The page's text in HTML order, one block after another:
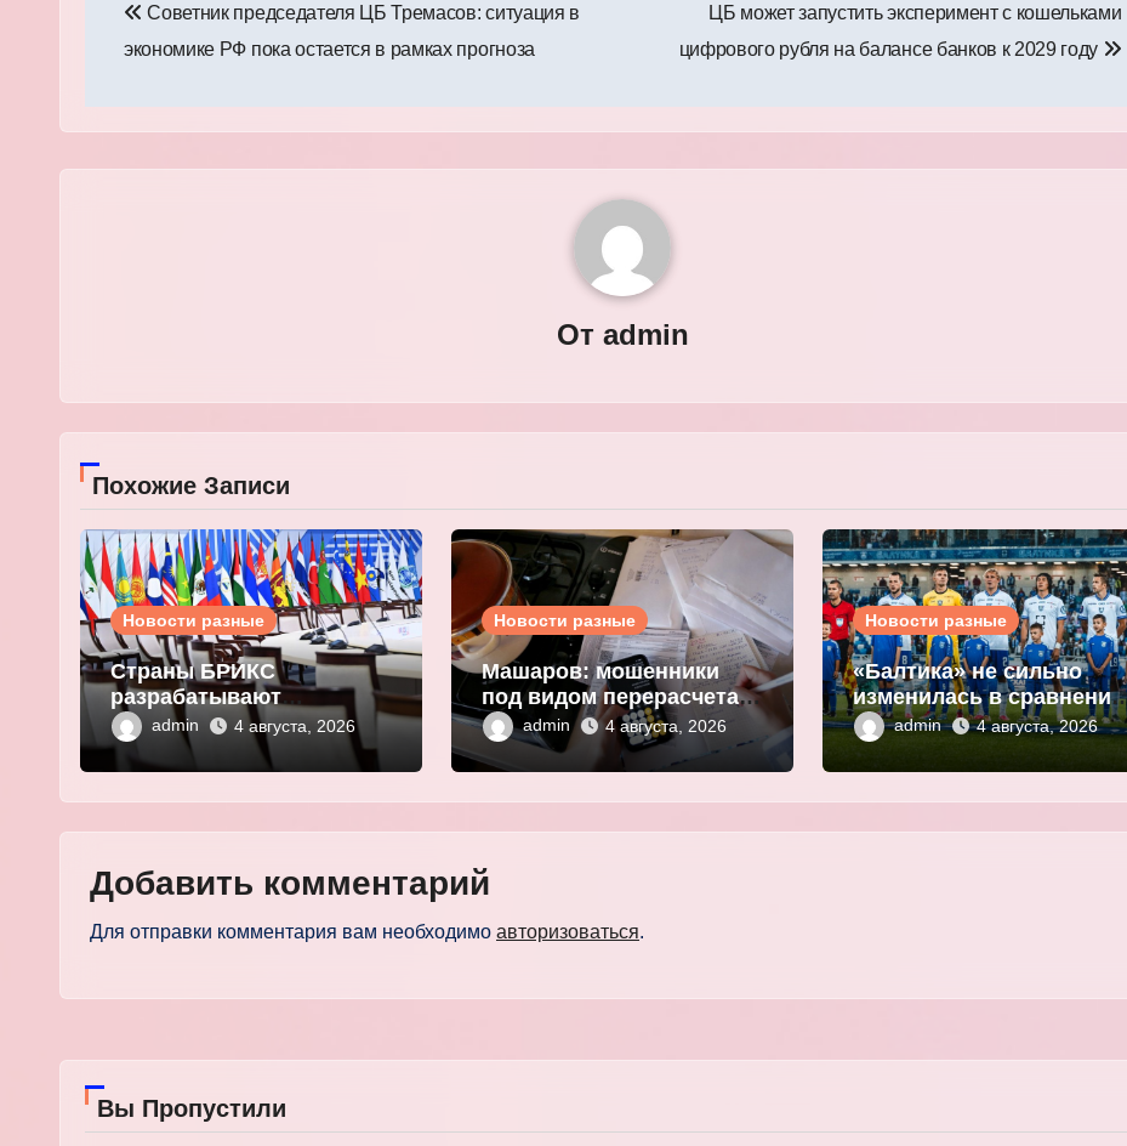
по
Советник председателя ЦБ Тремасов: ситуация в
экономике РФ пока остается в рамках прогноза
ЦБ может запустить эксперимент с кошельками
цифрового рубля на балансе банков к 2029 году
От admin
Похожие Записи
Новости разные
Страны БРИКС
разрабатывают
инфраструктуру на базе
цифровых валют
центробанков
admin 4 августа, 2026
Новости разные
Машаров: мошенники
под видом перерасчета
платы за ЖКУ
выманивают
персональные данные
admin 4 августа, 2026
Новости разные
«Балтика» не сильно
изменилась в сравнении
с прошлым сезоном» —
Мор
admin 4 августа, 2026
Добавить комментарий
Для отправки комментария вам необходимо авторизоваться.
Вы Пропустили